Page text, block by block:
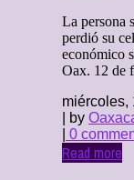
La persona
perdió su
económico
Oax. 12 de
miércoles,
| by
0
Read more